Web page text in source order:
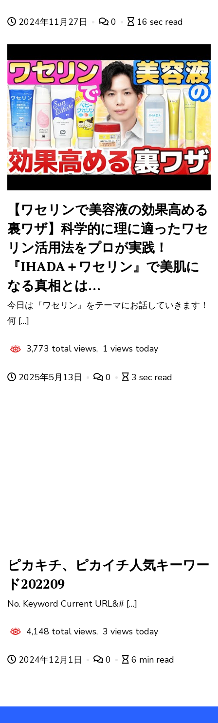
2024年11月27日 0 16 sec read
【ワセリンで美容液の効果高める
裏ワザ】科学的に理に適ったワセ
リン活用法をプロが実践！
『IHADA＋ワセリン』で美肌に
なる真相とは…
今日は『ワセリン』をテーマにお話していきます！
何 […]
3,773 total views, 1 views today
2025年5月13日 0 3 sec read
ピカキチ、ピカイチ人気キーワー
ド202209
No. Keyword Current URL&# […]
4,148 total views, 3 views today
2024年12月1日 0 6 min read